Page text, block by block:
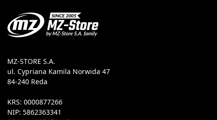
MZ-STORE S.A.
ul. Cypriana Kamila Norwida 47
84-240 Reda
KRS: 0000877266
NIP: 5862363341